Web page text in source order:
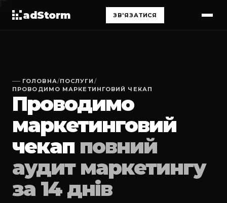
adStorm ЗВ'ЯЗАТИСЯ
ГОЛОВНА/ПОСЛУГИ /
ПРОВОДИМО МАРКЕТИНГОВИЙ ЧЕКАП
Проводимо
маркетинговий
чекап повний
аудит маркетингу
за 14 днів